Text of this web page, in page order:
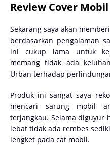
Review Cover
Sekarang saya akan
berdasarkan pengalaman
ini cukup lama untuk
memang tidak ada
Urban terhadap
Produk ini sangat saya
mencari sarung mobil
terjangkau. Selama diguyur
lebat tidak ada rembes
lengket pada cat mobil.